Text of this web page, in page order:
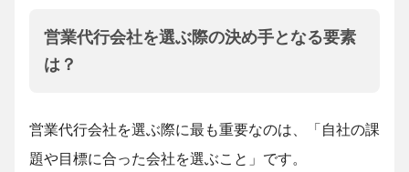
営業代行会社を選ぶ際の決め手となる要素
は？
営業代行会社を選ぶ際に最も重要なのは、「自社の課
題や目標に合った会社を選ぶこと」です。